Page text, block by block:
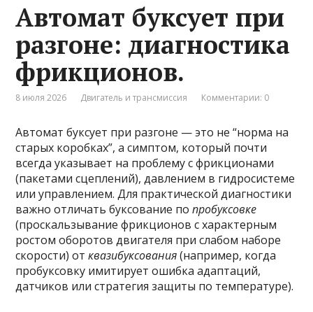
Автомат буксует при
разгоне: диагностика
фрикционов.
8 июля 2026 Двигатель и трансмиссия Комментарии: 0
Автомат буксует при разгоне — это не “норма на
старых коробках”, а симптом, который почти
всегда указывает на проблему с фрикционами
(пакетами сцеплений), давлением в гидросистеме
или управлением. Для практической диагностики
важно отличать буксование попробуксовке
(проскальзывание фрикционов с характерным
ростом оборотов двигателя при слабом наборе
скорости) отквазибуксования(например, когда
пробуксовку имитирует ошибка адаптаций,
датчиков или стратегия защиты по температуре).